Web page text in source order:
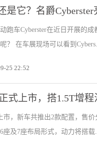
是它？名爵
跑车Cyberster在近日开展的
？ 在车展现场可以看到
25 22:52
式上市，搭1.5T增程
市，新车共推出2款配置，售
座及7座布局形式，动力将搭载